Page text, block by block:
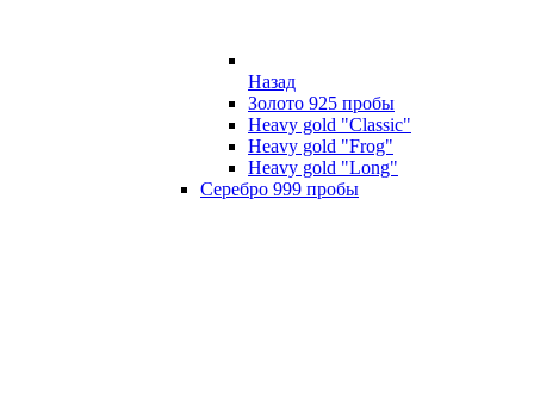
Назад
Золото 925 пробы
Heavy gold "Classic"
Heavy gold "Frog"
Heavy gold "Long"
Серебро 999 пробы